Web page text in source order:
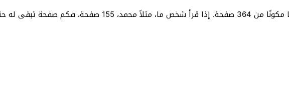
تبقى له حتى ينهي الكتاب؟